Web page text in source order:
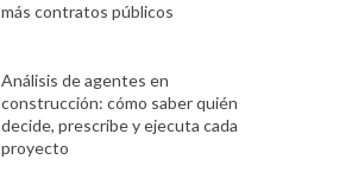
más contratos públicos
Análisis de agentes en
construcción: cómo saber quién
decide, prescribe y ejecuta cada
proyecto